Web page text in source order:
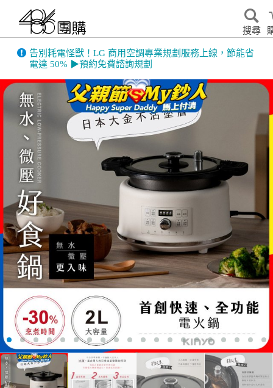
搜尋
告別耗電怪獸！LG 商用空調專業規劃服務上線，節能省
電達 50% ▶預約免費諮詢規劃